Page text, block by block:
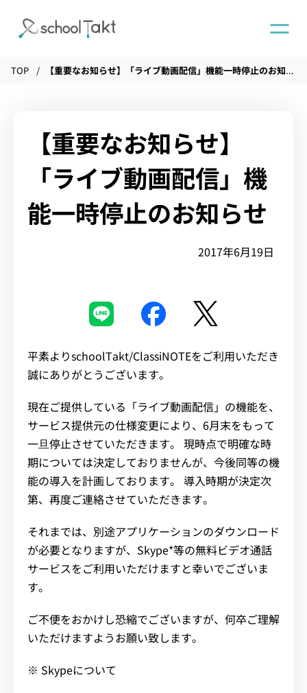
機能
タクトAI
導入事例
導入実績
イベント・セミナー
お知らせ
よくある質問
TOP 【重要なお知らせ】「ライブ動画配信」機能一時停止のお知らせ
【重要なお知らせ】
「ライブ動画配信」機
能一時停止のお知らせ
2017年6月19日
平素よりschoolTakt/ClassiNOTEをご利用いただき
誠にありがとうございます。
現在ご提供している「ライブ動画配信」の機能を、
サービス提供元の仕様変更により、6月末をもって
一旦停止させていただきます。 現時点で明確な時
期については決定しておりませんが、今後同等の機
能の導入を計画しております。 導入時期が決定次
第、再度ご連絡させていただきます。
それまでは、別途アプリケーションのダウンロード
が必要となりますが、Skype*等の無料ビデオ通話
サービスをご利用いただけますと幸いでございま
す。
ご不便をおかけし恐縮でございますが、何卒ご理解
いただけますようお願い致します。
※ Skypeについて